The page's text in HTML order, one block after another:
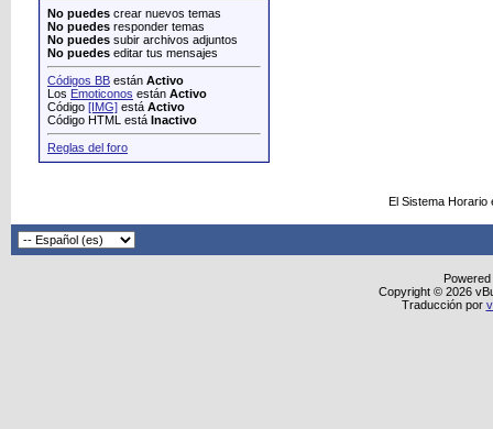
No puedes crear nuevos temas
No puedes responder temas
No puedes subir archivos adjuntos
No puedes editar tus mensajes
Códigos BB están Activo
Los Emoticonos están Activo
Código [IMG] está Activo
Código HTML está Inactivo
Reglas del foro
El Sistema
Copyright © 2026
Traducción por